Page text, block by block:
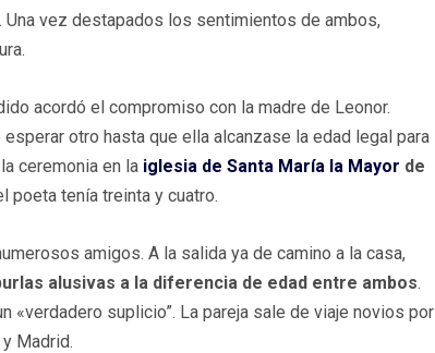
Una vez destapados los sentimientos de ambos,
acordó el compromiso con la madre de Leonor.
otro hasta que ella alcanzase la edad legal para
ceremonia en la iglesia de Santa María la Mayor de
poeta tenía treinta y cuatro.
amigos. A la salida ya de camino a la casa,
alusivas a la diferencia de edad entre ambos.
suplicio”. La pareja sale de viaje novios por
Madrid.